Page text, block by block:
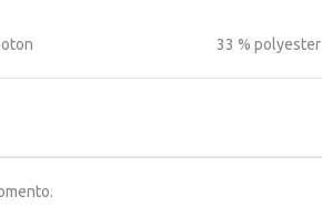
coton 33 % polyester -